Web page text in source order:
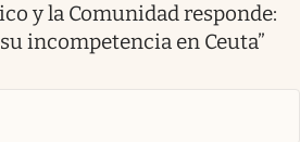
y la Comunidad responde:
incompetencia en Ceuta”